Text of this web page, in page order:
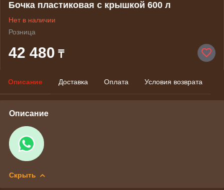
Бочка пластиковая с крышкой 600 л
Нет в наличии
Розница
42 480 ₸
Описание Доставка Оплата Условия возврата
Описание
Скрыть